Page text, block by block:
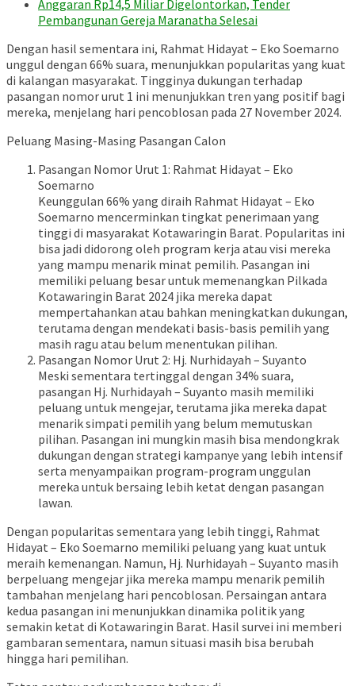
Anggaran Rp14,5 Miliar Digelontorkan, Tender
Pembangunan Gereja Maranatha Selesai
Dengan hasil sementara ini, Rahmat Hidayat – Eko Soemarno
unggul dengan 66% suara, menunjukkan popularitas yang kuat
di kalangan masyarakat. Tingginya dukungan terhadap
pasangan nomor urut 1 ini menunjukkan tren yang positif bagi
mereka, menjelang hari pencoblosan pada 27 November 2024.
Peluang Masing-Masing Pasangan Calon
Pasangan Nomor Urut 1: Rahmat Hidayat – Eko
Soemarno
Keunggulan 66% yang diraih Rahmat Hidayat – Eko
Soemarno mencerminkan tingkat penerimaan yang
tinggi di masyarakat Kotawaringin Barat. Popularitas ini
bisa jadi didorong oleh program kerja atau visi mereka
yang mampu menarik minat pemilih. Pasangan ini
memiliki peluang besar untuk memenangkan Pilkada
Kotawaringin Barat 2024 jika mereka dapat
mempertahankan atau bahkan meningkatkan dukungan,
terutama dengan mendekati basis-basis pemilih yang
masih ragu atau belum menentukan pilihan.
Pasangan Nomor Urut 2: Hj. Nurhidayah – Suyanto
Meski sementara tertinggal dengan 34% suara,
pasangan Hj. Nurhidayah – Suyanto masih memiliki
peluang untuk mengejar, terutama jika mereka dapat
menarik simpati pemilih yang belum memutuskan
pilihan. Pasangan ini mungkin masih bisa mendongkrak
dukungan dengan strategi kampanye yang lebih intensif
serta menyampaikan program-program unggulan
mereka untuk bersaing lebih ketat dengan pasangan
lawan.
Dengan popularitas sementara yang lebih tinggi, Rahmat
Hidayat – Eko Soemarno memiliki peluang yang kuat untuk
meraih kemenangan. Namun, Hj. Nurhidayah – Suyanto masih
berpeluang mengejar jika mereka mampu menarik pemilih
tambahan menjelang hari pencoblosan. Persaingan antara
kedua pasangan ini menunjukkan dinamika politik yang
semakin ketat di Kotawaringin Barat. Hasil survei ini memberi
gambaran sementara, namun situasi masih bisa berubah
hingga hari pemilihan.